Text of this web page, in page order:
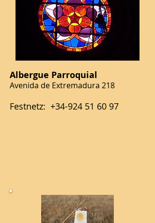
Albergue Parrroquial -
Albergue Municipal -
Albergue Las Morerad
Albergue Parroquial
Avenida de Extremadura 218​​
Festnetz: +34-924 51 60 97